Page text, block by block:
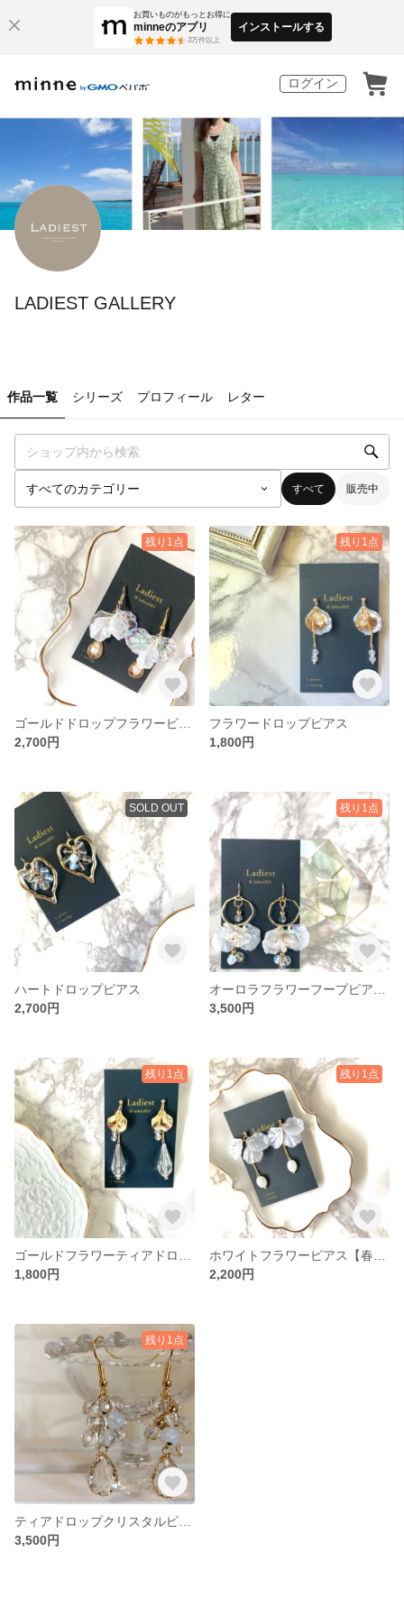
お買いものがもっとお得に
minneのアプリ
3万件以上
インストールする
ログイン
LADIEST GALLERY
作品一覧 シリーズ プロフィール レター
すべて 販売中
残り1点
2,700円
残り1点
フラワードロップピアス
1,800円
SOLD OUT
ハートドロップピアス
2,700円
残り1点
3,500円
残り1点
1,800円
残り1点
2,200円
残り1点
3,500円